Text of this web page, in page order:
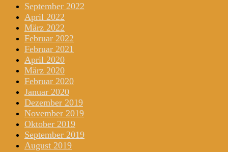
September 2022
April 2022
März 2022
Februar 2022
Februar 2021
April 2020
März 2020
Februar 2020
Januar 2020
Dezember 2019
November 2019
Oktober 2019
September 2019
August 2019